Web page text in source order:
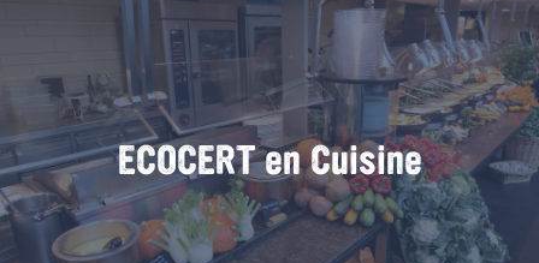
ECOCERT en Cuisine